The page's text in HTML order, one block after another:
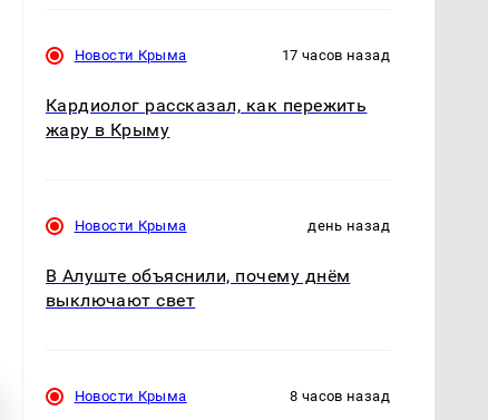
Новости Крыма 17 часов назад
Кардиолог рассказал, как пережить
жару в Крыму
Новости Крыма день назад
В Алуште объяснили, почему днём
выключают свет
Новости Крыма 8 часов назад